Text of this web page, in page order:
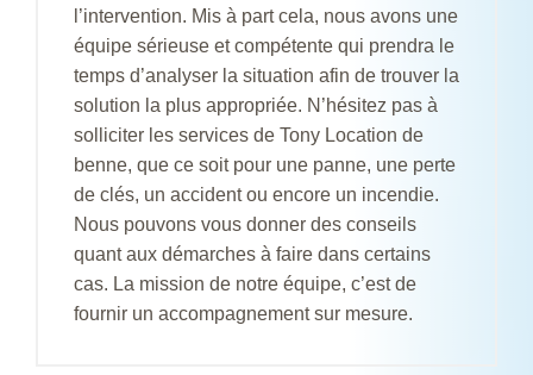
l’intervention. Mis à part cela, nous avons une
équipe sérieuse et compétente qui prendra le
temps d’analyser la situation afin de trouver la
solution la plus appropriée. N’hésitez pas à
solliciter les services de Tony Location de
benne, que ce soit pour une panne, une perte
de clés, un accident ou encore un incendie.
Nous pouvons vous donner des conseils
quant aux démarches à faire dans certains
cas. La mission de notre équipe, c’est de
fournir un accompagnement sur mesure.